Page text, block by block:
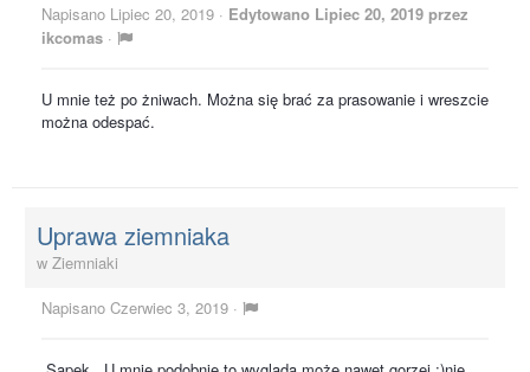
Napisano Lipiec 20, 2019 · Edytowano Lipiec 20, 2019 przez
ikcomas ·
U mnie też po żniwach. Można się brać za prasowanie i wreszcie
można odespać.
Uprawa ziemniaka
w Ziemniaki
Napisano Czerwiec 3, 2019 ·